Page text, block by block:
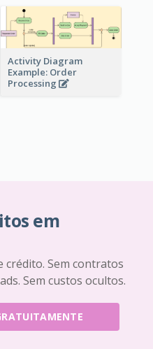
Activity Diagram
Example: Order
Processing
em
crédito. Sem contratos
Sem custos ocultos.